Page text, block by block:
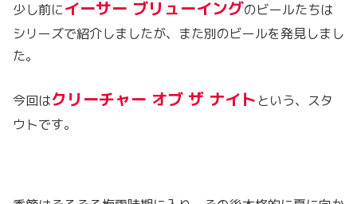
少し前にイーサー ブリューイングのビールたちは
シリーズで紹介しましたが、また別のビールを発見しまし
た。
今回はクリーチャー オブ ザ ナイトという、スタ
ウトです。